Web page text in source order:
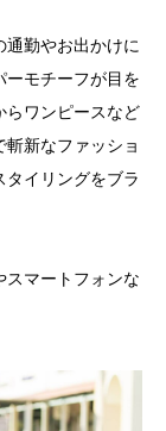
通勤やお出かけに
ーモチーフが目を
らワンピースなど
新なファッショ
タイリングをブラ
スマートフォンな